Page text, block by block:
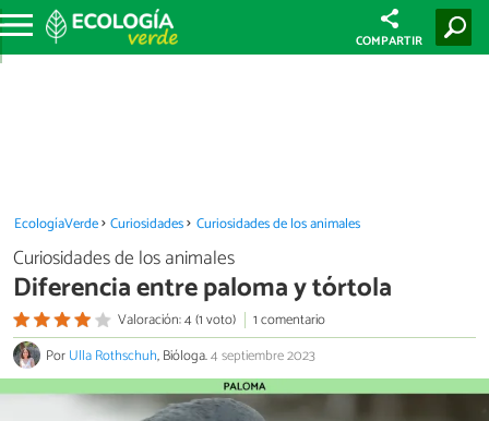
COMPARTIR
EcologíaVerde Curiosidades Curiosidades de los animales
Curiosidades de los animales
Diferencia entre paloma y tórtola
Valoración: 4 (1 voto)
1 comentario
PorUlla Rothschuh, Bióloga.4 septiembre 2023